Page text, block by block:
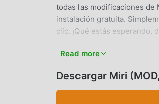
todas las modificaciones de
instalación gratuita.
clic. ¡Qué estás esperando,
FUNCIONES
Miri Como una aplicación
rica y funciones más
Read more
Descargar Miri